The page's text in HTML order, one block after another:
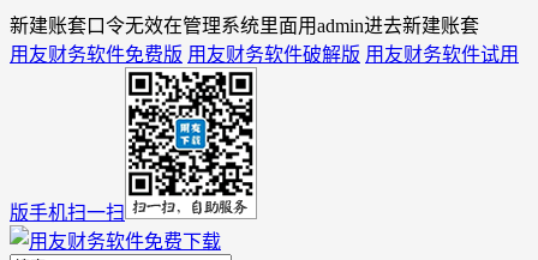
新建账套口令无效在管理系统里面用admin进去新建账套
用友财务软件免费版 用友财务软件破解版 用友财务软件试用
版手机扫一扫